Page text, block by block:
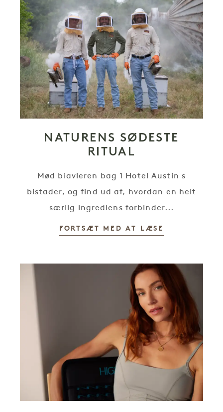
NATURENS SØDESTE
RITUAL
Mød biavleren bag 1 Hotel Austin s
bistader, og find ud af, hvordan en helt
særlig ingrediens forbinder...
FORTSÆT MED AT LÆSE